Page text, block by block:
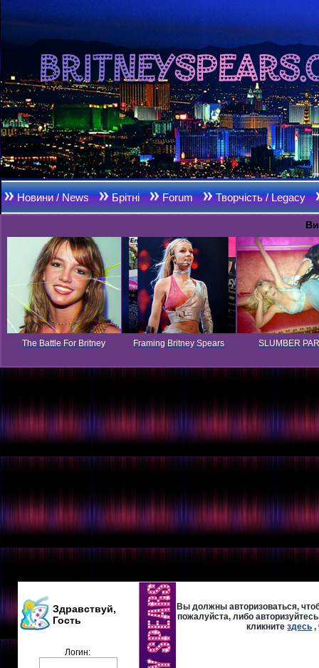
Новини / News Брітні Forum Творчість / Legacy
The Battle For Britney Framing Britney Spears SLUMBER
Здравствуй,
Гость
Логин:
Вы должны авторизоваться,
пожалуйста, либо
кликнитездесь ,